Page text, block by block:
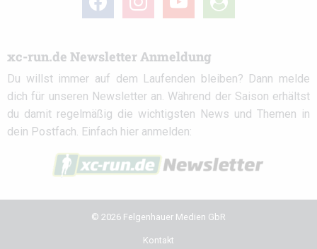
circle
xc-run.de Newsletter Anmeldung
Du willst immer auf dem Laufenden bleiben? Dann melde
dich für unseren Newsletter an. Während der Saison erhältst
du damit regelmäßig die wichtigsten News und Themen in
dein Postfach. Einfach hier anmelden:
© 2026 Felgenhauer Medien GbR
Kontakt